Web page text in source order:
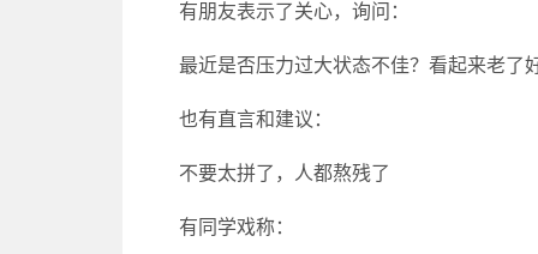
有朋友表示了关心，询问：
最近是否压力过大状态不佳？看起来老了
也有直言和建议：
不要太拼了，人都熬残了
有同学戏称：